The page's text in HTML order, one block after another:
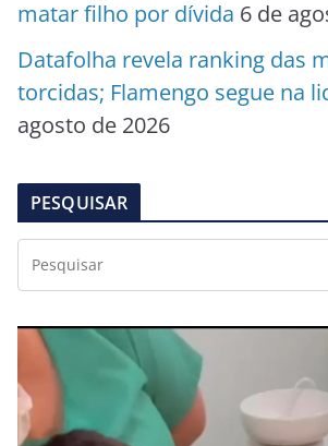
matar filho por dívida 6 de
Datafolha revela ranking das
torcidas; Flamengo segue na
agosto de 2026
PESQUISAR